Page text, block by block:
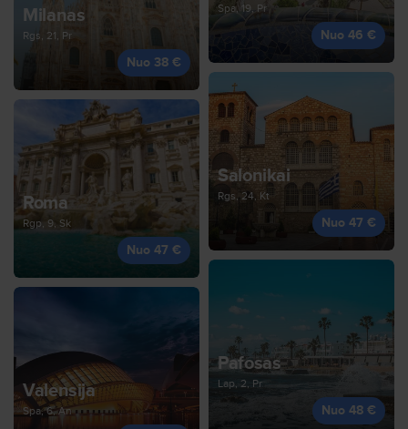
Milanas
Rgs, 21, Pr
Nuo 38 €
Spa, 19, Pr
Nuo 46 €
Roma
Rgp, 9, Sk
Nuo 47 €
Salonikai
Rgs, 24, Kt
Nuo 47 €
Valensija
Spa, 6, An
Pafosas
Lap, 2, Pr
Nuo 48 €